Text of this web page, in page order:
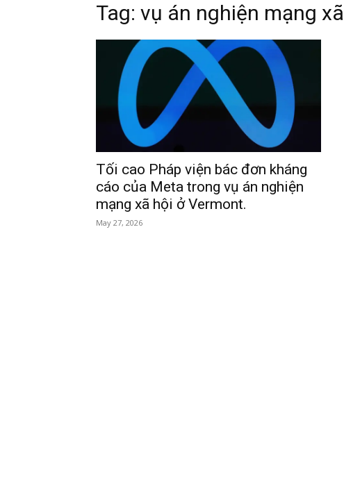
Tag: vụ án nghiện mạng
Tối cao Pháp viện bác đơn kháng
cáo của Meta trong vụ án nghiện
mạng xã hội ở Vermont.
May 27, 2026